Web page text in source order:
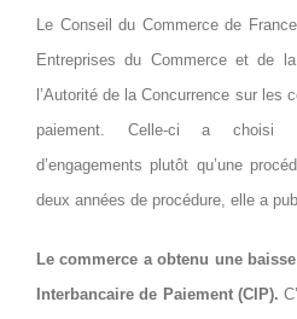
Le Conseil du Commerce de
Entreprises du Commerce et de
l’Autorité de la Concurrence sur les
paiement. Celle-ci a choisi
d’engagements plutôt qu’une
deux années de procédure, elle a
Le commerce a obtenu une
Interbancaire de Paiement (CIP).